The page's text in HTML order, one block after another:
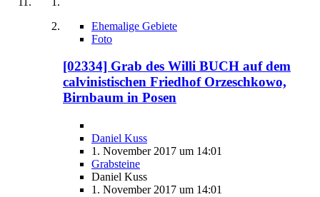
Ehemalige Gebiete
Foto
[02334] Grab des Willi BUCH auf dem
calvinistischen Friedhof Orzeschkowo,
Birnbaum in Posen
Daniel Kuss
1. November 2017 um 14:01
Grabsteine
Daniel Kuss
1. November 2017 um 14:01